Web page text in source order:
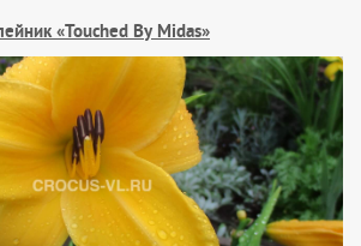
«Touched By Midas»